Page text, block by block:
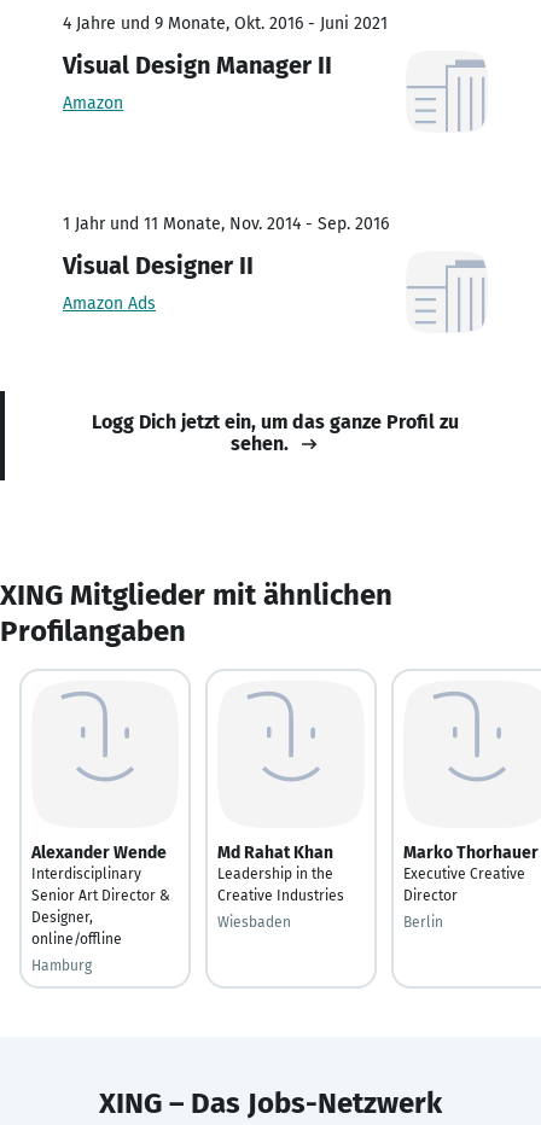
4 Jahre und 9 Monate, Okt. 2016 - Juni 2021
Visual Design Manager II
Amazon
1 Jahr und 11 Monate, Nov. 2014 - Sep. 2016
Visual Designer II
Amazon Ads
Logg Dich jetzt ein, um das ganze Profil zu
sehen.
XING Mitglieder mit ähnlichen
Profilangaben
Alexander Wende
Interdisciplinary
Senior Art Director &
Designer,
online/offline
Hamburg
Md Rahat Khan
Leadership in the
Creative Industries
Wiesbaden
Marko Thorhauer
Executive Creative
Director
Berlin
XING – Das Jobs-Netzwerk